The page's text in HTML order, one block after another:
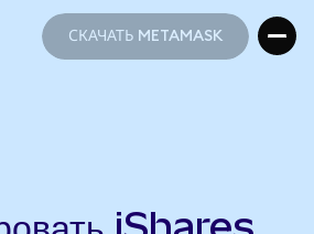
СКАЧАТЬ METAMASK